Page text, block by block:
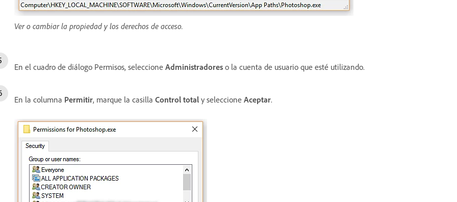
Ver o cambiar la propiedad y los derechos de acceso.
En el cuadro de diálogo Permisos, seleccione Administradores o la cuenta de usuario que esté utilizando.
En la columna Permitir, marque la casilla Control total y seleccione Aceptar.